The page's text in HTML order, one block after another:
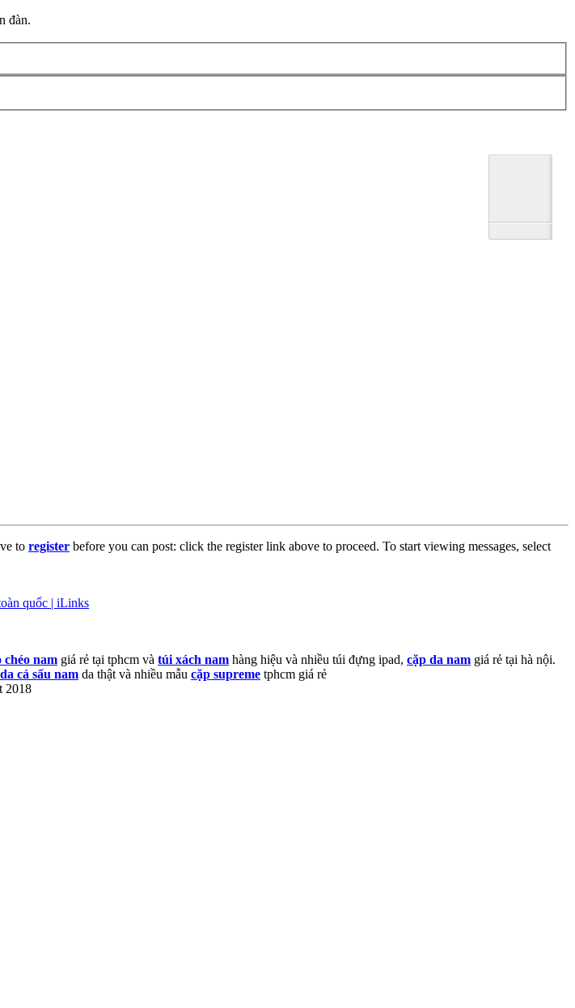
đàn.
to register before you can post: click the register link above to proceed. To start viewing messages, select
quốc | iLinks
chéo nam giá rẻ tại tphcm và túi xách nam hàng hiệu và nhiều túi đựng ipad, cặp da nam giá rẻ tại hà nội.
cá sấu nam da thật và nhiều mẫu cặp supreme tphcm giá rẻ
2018